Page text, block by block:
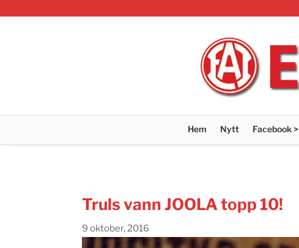
Hem Nytt Facebook >
Truls vann JOOLA topp 10!
9 oktober, 2016